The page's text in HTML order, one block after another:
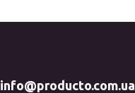
info@producto.com.ua